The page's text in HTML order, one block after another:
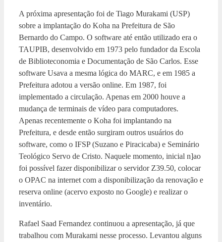
A próxima apresentação foi de Tiago Murakami (USP)
sobre a implantação do Koha na Prefeitura de São
Bernardo do Campo. O software até então utilizado era o
TAUPIB, desenvolvido em 1973 pelo fundador da Escola
de Biblioteconomia e Documentação de São Carlos. Esse
software Usava a mesma lógica do MARC, e em 1985 a
Prefeitura adotou a versão online. Em 1987, foi
implementado a circulação. Apenas em 2000 houve a
mudança de terminais de vídeo para computadores.
Apenas recentemente o Koha foi implantando na
Prefeitura, e desde então surgiram outros usuários do
software, como o IFSP (Suzano e Piracicaba) e Seminário
Teológico Servo de Cristo. Naquele momento, inicial n]ao
foi possível fazer disponibilizar o servidor Z39.50, colocar
o OPAC na internet com a disponibilização da renovação e
reserva online (acervo exposto no Google) e realizar o
inventário.
Rafael Saad Fernandez continuou a apresentação, já que
trabalhou com Murakami nesse processo. Levantou alguns